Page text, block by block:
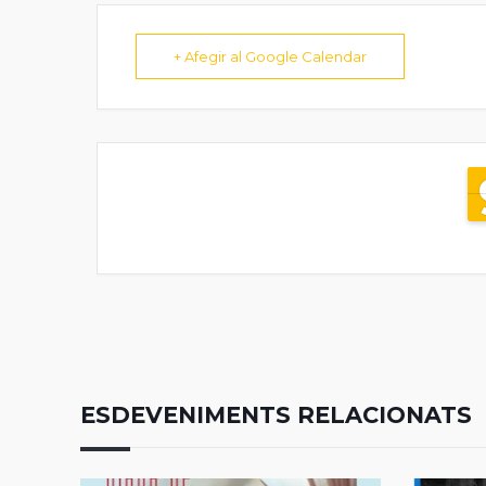
+ Afegir al Google Calendar
ESDEVENIMENTS RELACIONATS